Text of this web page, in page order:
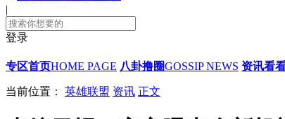
|
登录
专区首页HOME PAGE 八卦撸圈GOSSIP NEWS 资讯看
当前位置： 英雄联盟 资讯 正文